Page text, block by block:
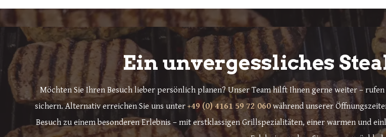
Ein unvergessliches
Möchten Sie Ihren Besuch lieber persönlich planen? Unser Team hilft Ihnen gerne weiter –
sichern. Alternativ erreichen Sie uns unter +49 (0) 4161 59 72 060während unserer
Besuch zu einem besonderen Erlebnis – mit erstklassigen Grillspezialitäten, einer warmen und